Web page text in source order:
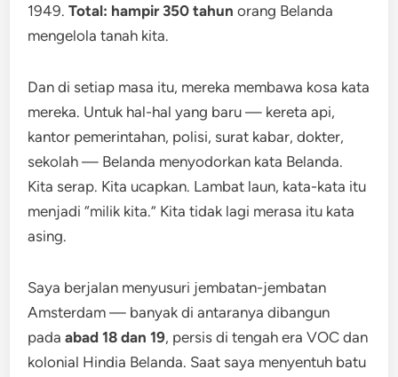
1949.Total: hampir 350 tahun orang Belanda
mengelola tanah kita.
Dan di setiap masa itu, mereka membawa kosa kata
mereka. Untuk hal-hal yang baru — kereta api,
kantor pemerintahan, polisi, surat kabar, dokter,
sekolah — Belanda menyodorkan kata Belanda.
Kita serap. Kita ucapkan. Lambat laun, kata-kata itu
menjadi “milik kita.” Kita tidak lagi merasa itu kata
asing.
Saya berjalan menyusuri jembatan-jembatan
Amsterdam — banyak di antaranya dibangun
padaabad 18 dan 19, persis di tengah era VOC dan
kolonial Hindia Belanda. Saat saya menyentuh batu